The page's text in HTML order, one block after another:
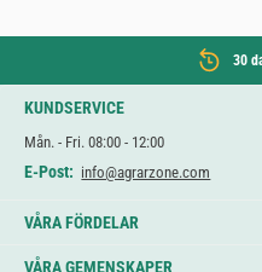
30
KUNDSERVICE
Mån. - Fri. 08:00 - 12:00
E-Post: info@agrarzone.com
VÅRA FÖRDELAR
VÅRA GEMENSKAPER